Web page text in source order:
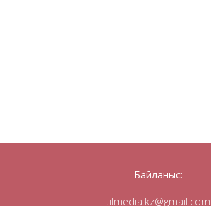
Байланыс:
tilmedia.kz@gmail.com